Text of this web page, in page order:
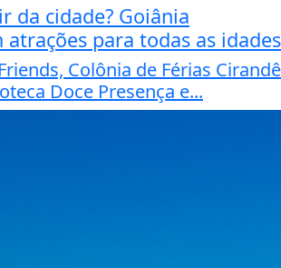
da cidade? Goiânia
para todas as idades
Colônia de Férias Cirandê
Doce Presença e...